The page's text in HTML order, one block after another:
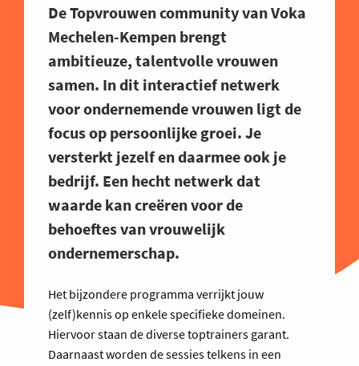
De Topvrouwen community van Voka
Mechelen-Kempen brengt
ambitieuze, talentvolle vrouwen
samen. In dit interactief netwerk
voor ondernemende vrouwen ligt de
focus op persoonlijke groei. Je
versterkt jezelf en daarmee ook je
bedrijf. Een hecht netwerk dat
waarde kan creëren voor de
behoeftes van vrouwelijk
ondernemerschap.
Het bijzondere programma verrijkt jouw
(zelf)kennis op enkele specifieke domeinen.
Hiervoor staan de diverse toptrainers garant.
Daarnaast worden de sessies telkens in een